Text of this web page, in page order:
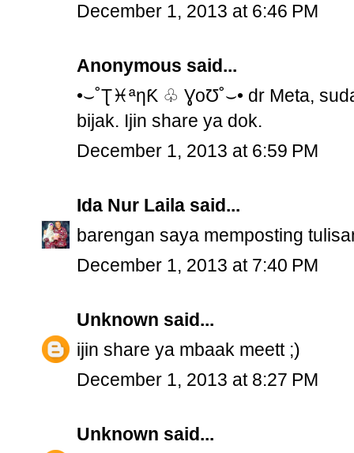
December 1, 2013 at 6:46 PM
Anonymous said...
•⌣˚Ʈ♓ªƞƘ ♧ ƔoƱ˚⌣•‎​ dr Meta,
bijak. Ijin share ya dok.
December 1, 2013 at 6:59 PM
Ida Nur Laila said...
barengan saya memposting
December 1, 2013 at 7:40 PM
Unknown said...
ijin share ya mbaak meett ;)
December 1, 2013 at 8:27 PM
Unknown said...